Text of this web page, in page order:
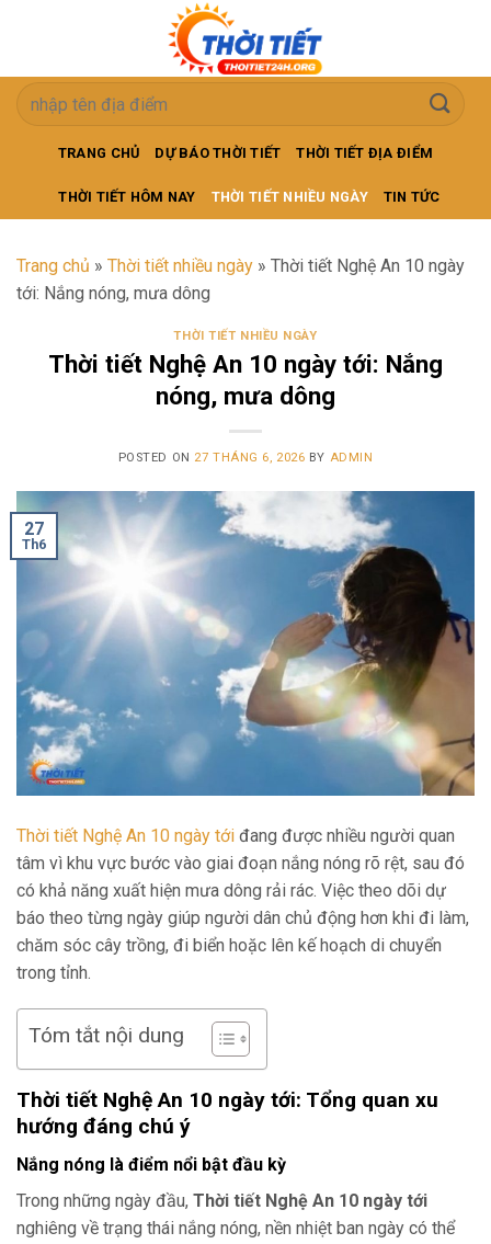
TRANG CHỦ DỰ BÁO THỜI TIẾT THỜI TIẾT ĐỊA ĐIỂM
THỜI TIẾT HÔM NAY THỜI TIẾT NHIỀU NGÀY TIN TỨC
Trang chủ » Thời tiết nhiều ngày » Thời tiết Nghệ An 10 ngày
tới: Nắng nóng, mưa dông
THỜI TIẾT NHIỀU NGÀY
Thời tiết Nghệ An 10 ngày tới: Nắng
nóng, mưa dông
POSTED ON 27 THÁNG 6, 2026 BY ADMIN
27
Th6
Thời tiết Nghệ An 10 ngày tới đang được nhiều người quan
tâm vì khu vực bước vào giai đoạn nắng nóng rõ rệt, sau đó
có khả năng xuất hiện mưa dông rải rác. Việc theo dõi dự
báo theo từng ngày giúp người dân chủ động hơn khi đi làm,
chăm sóc cây trồng, đi biển hoặc lên kế hoạch di chuyển
trong tỉnh.
Tóm tắt nội dung
Thời tiết Nghệ An 10 ngày tới: Tổng quan xu
hướng đáng chú ý
Nắng nóng là điểm nổi bật đầu kỳ
Trong những ngày đầu, Thời tiết Nghệ An 10 ngày tới
nghiêng về trạng thái nắng nóng, nền nhiệt ban ngày có thể